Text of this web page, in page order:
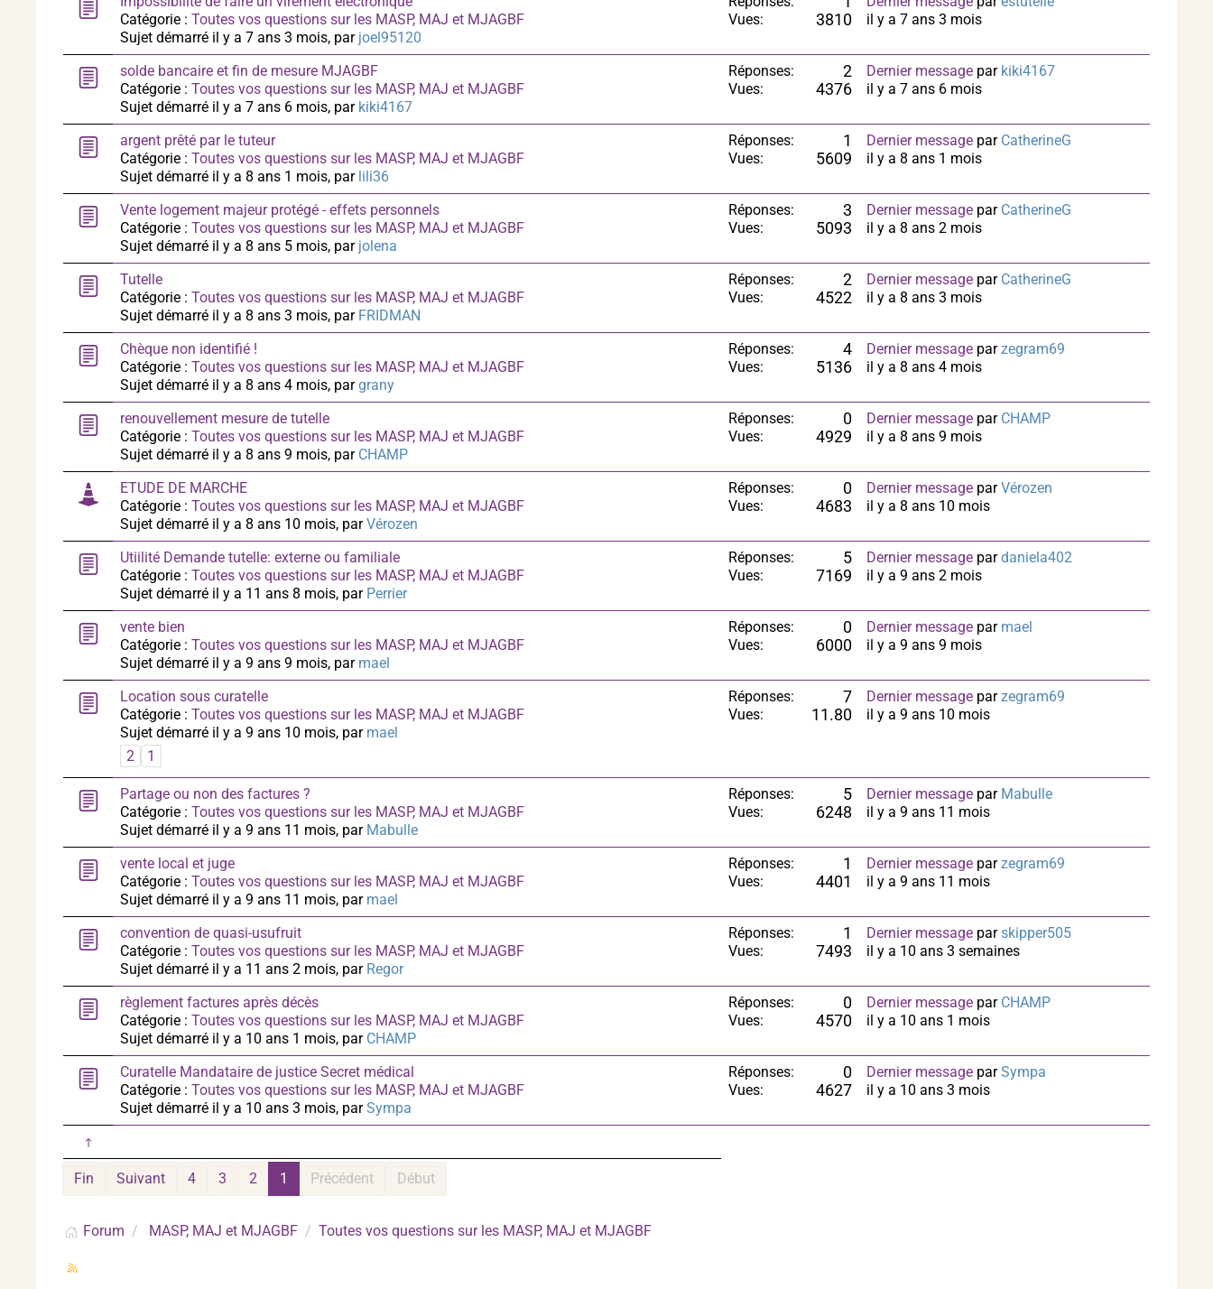
Catégorie : Toutes vos questions sur les MASP, MAJ et MJAGBF
Sujet démarré il y a 7 ans 3 mois, par joel95120
Vues: 3810
il y a 7 ans 3 mois
solde bancaire et fin de mesure MJAGBF
Catégorie : Toutes vos questions sur les MASP, MAJ et MJAGBF
Sujet démarré il y a 7 ans 6 mois, par kiki4167
Réponses: 2
Vues: 4376
Dernier message par kiki4167
il y a 7 ans 6 mois
argent prêté par le tuteur
Catégorie : Toutes vos questions sur les MASP, MAJ et MJAGBF
Sujet démarré il y a 8 ans 1 mois, par lili36
Réponses: 1
Vues: 5609
Dernier message par CatherineG
il y a 8 ans 1 mois
Vente logement majeur protégé - effets personnels
Catégorie : Toutes vos questions sur les MASP, MAJ et MJAGBF
Sujet démarré il y a 8 ans 5 mois, par jolena
Réponses: 3
Vues: 5093
Dernier message par CatherineG
il y a 8 ans 2 mois
Tutelle
Catégorie : Toutes vos questions sur les MASP, MAJ et MJAGBF
Sujet démarré il y a 8 ans 3 mois, par FRIDMAN
Réponses: 2
Vues: 4522
Dernier message par CatherineG
il y a 8 ans 3 mois
Chèque non identifié !
Catégorie : Toutes vos questions sur les MASP, MAJ et MJAGBF
Sujet démarré il y a 8 ans 4 mois, pargrany
Réponses: 4
Vues: 5136
Dernier message parzegram69
il y a 8 ans 4 mois
renouvellement mesure de tutelle
Catégorie : Toutes vos questions sur les MASP, MAJ et MJAGBF
Sujet démarré il y a 8 ans 9 mois, par CHAMP
Réponses: 0
Vues: 4929
Dernier message par CHAMP
il y a 8 ans 9 mois
ETUDE DE MARCHE
Catégorie : Toutes vos questions sur les MASP, MAJ et MJAGBF
Sujet démarré il y a 8 ans 10 mois, parVérozen
Réponses: 0
Vues: 4683
Dernier message parVérozen
il y a 8 ans 10 mois
Utiilité Demande tutelle: externe ou familiale
Catégorie : Toutes vos questions sur les MASP, MAJ et MJAGBF
Sujet démarré il y a 11 ans 8 mois, par Perrier
Réponses: 5
Vues: 7169
Dernier message pardaniela402
il y a 9 ans 2 mois
vente bien
Catégorie : Toutes vos questions sur les MASP, MAJ et MJAGBF
Sujet démarré il y a 9 ans 9 mois, par mael
Réponses: 0
Vues: 6000
Dernier message par mael
il y a 9 ans 9 mois
Location sous curatelle
Catégorie : Toutes vos questions sur les MASP, MAJ et MJAGBF
Sujet démarré il y a 9 ans 10 mois, par mael
1
2
Réponses: 7
Vues: 11.80
Dernier message parzegram69
il y a 9 ans 10 mois
Partage ou non des factures ?
Catégorie : Toutes vos questions sur les MASP, MAJ et MJAGBF
Sujet démarré il y a 9 ans 11 mois, par Mabulle
Réponses: 5
Vues: 6248
Dernier message par Mabulle
il y a 9 ans 11 mois
vente local et juge
Catégorie : Toutes vos questions sur les MASP, MAJ et MJAGBF
Sujet démarré il y a 9 ans 11 mois, par mael
Réponses: 1
Vues: 4401
Dernier message parzegram69
il y a 9 ans 11 mois
convention de quasi-usufruit
Catégorie : Toutes vos questions sur les MASP, MAJ et MJAGBF
Sujet démarré il y a 11 ans 2 mois, par Regor
Réponses: 1
Vues: 7493
Dernier message parskipper505
il y a 10 ans 3 semaines
règlement factures après décès
Catégorie : Toutes vos questions sur les MASP, MAJ et MJAGBF
Sujet démarré il y a 10 ans 1 mois, par CHAMP
Réponses: 0
Vues: 4570
Dernier message par CHAMP
il y a 10 ans 1 mois
Curatelle Mandataire de justice Secret médical
Catégorie : Toutes vos questions sur les MASP, MAJ et MJAGBF
Sujet démarré il y a 10 ans 3 mois, parSympa
Réponses: 0
Vues: 4627
Dernier message parSympa
il y a 10 ans 3 mois
Début
Précédent
1
2
3
4
Suivant
Fin
Forum MASP, MAJ et MJAGBF Toutes vos questions sur les MASP, MAJ et MJAGBF